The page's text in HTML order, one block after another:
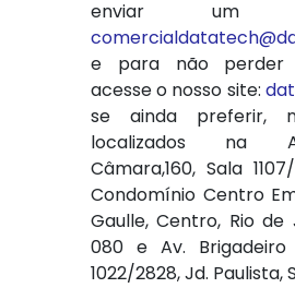
enviar um
e para não perder
acesse o nosso site:
se ainda preferir,
localizados na
Câmara,160, Sala
Condomínio Centro
Gaulle, Centro, Rio
080 e Av. Brigadeiro
1022/2828, Jd. Paulista,